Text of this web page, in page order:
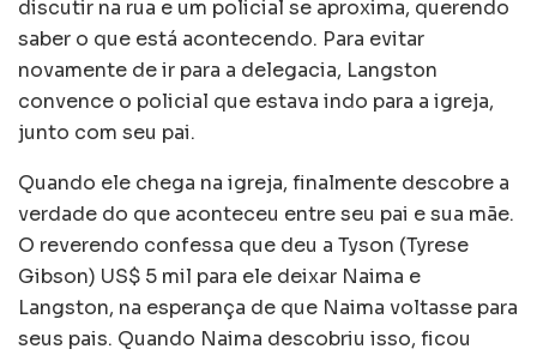
discutir na rua e um policial se aproxima, querendo
saber o que está acontecendo. Para evitar
novamente de ir para a delegacia, Langston
convence o policial que estava indo para a igreja,
junto com seu pai.
Quando ele chega na igreja, finalmente descobre a
verdade do que aconteceu entre seu pai e sua mãe.
O reverendo confessa que deu a Tyson (Tyrese
Gibson) US$ 5 mil para ele deixar Naima e
Langston, na esperança de que Naima voltasse para
seus pais. Quando Naima descobriu isso, ficou